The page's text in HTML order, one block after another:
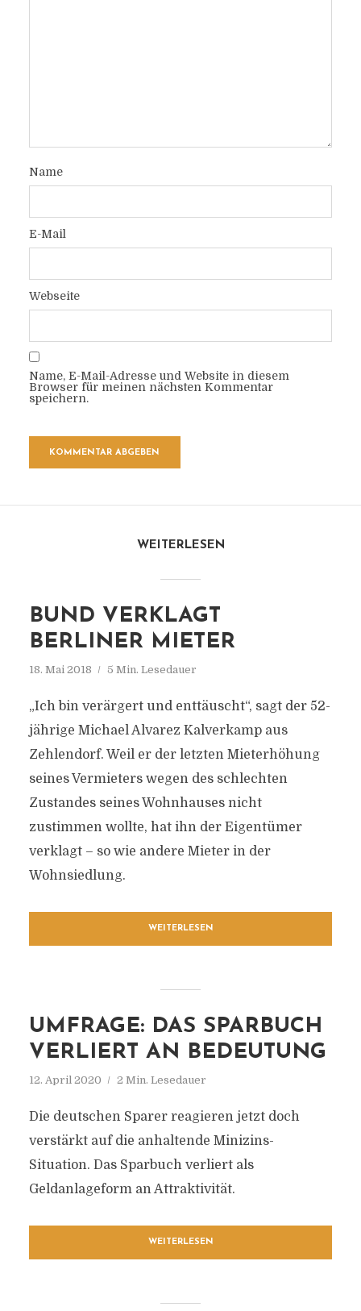
Name
E-Mail
Webseite
Name, E-Mail-Adresse und Website in diesem
Browser für meinen nächsten Kommentar
speichern.
WEITERLESEN
BUND VERKLAGT
BERLINER MIETER
18. Mai 2018 5 Min. Lesedauer
„Ich bin verärgert und enttäuscht“, sagt der 52-
jährige Michael Alvarez Kalverkamp aus
Zehlendorf. Weil er der letzten Mieterhöhung
seines Vermieters wegen des schlechten
Zustandes seines Wohnhauses nicht
zustimmen wollte, hat ihn der Eigentümer
verklagt – so wie andere Mieter in der
Wohnsiedlung.
WEITERLESEN
UMFRAGE: DAS SPARBUCH
VERLIERT AN BEDEUTUNG
12. April 2020 2 Min. Lesedauer
Die deutschen Sparer reagieren jetzt doch
verstärkt auf die anhaltende Minizins-
Situation. Das Sparbuch verliert als
Geldanlageform an Attraktivität.
WEITERLESEN